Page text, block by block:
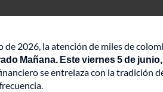
de 2026, la atención de miles de
Mañana. Este viernes 5 de
se entrelaza con la tradición